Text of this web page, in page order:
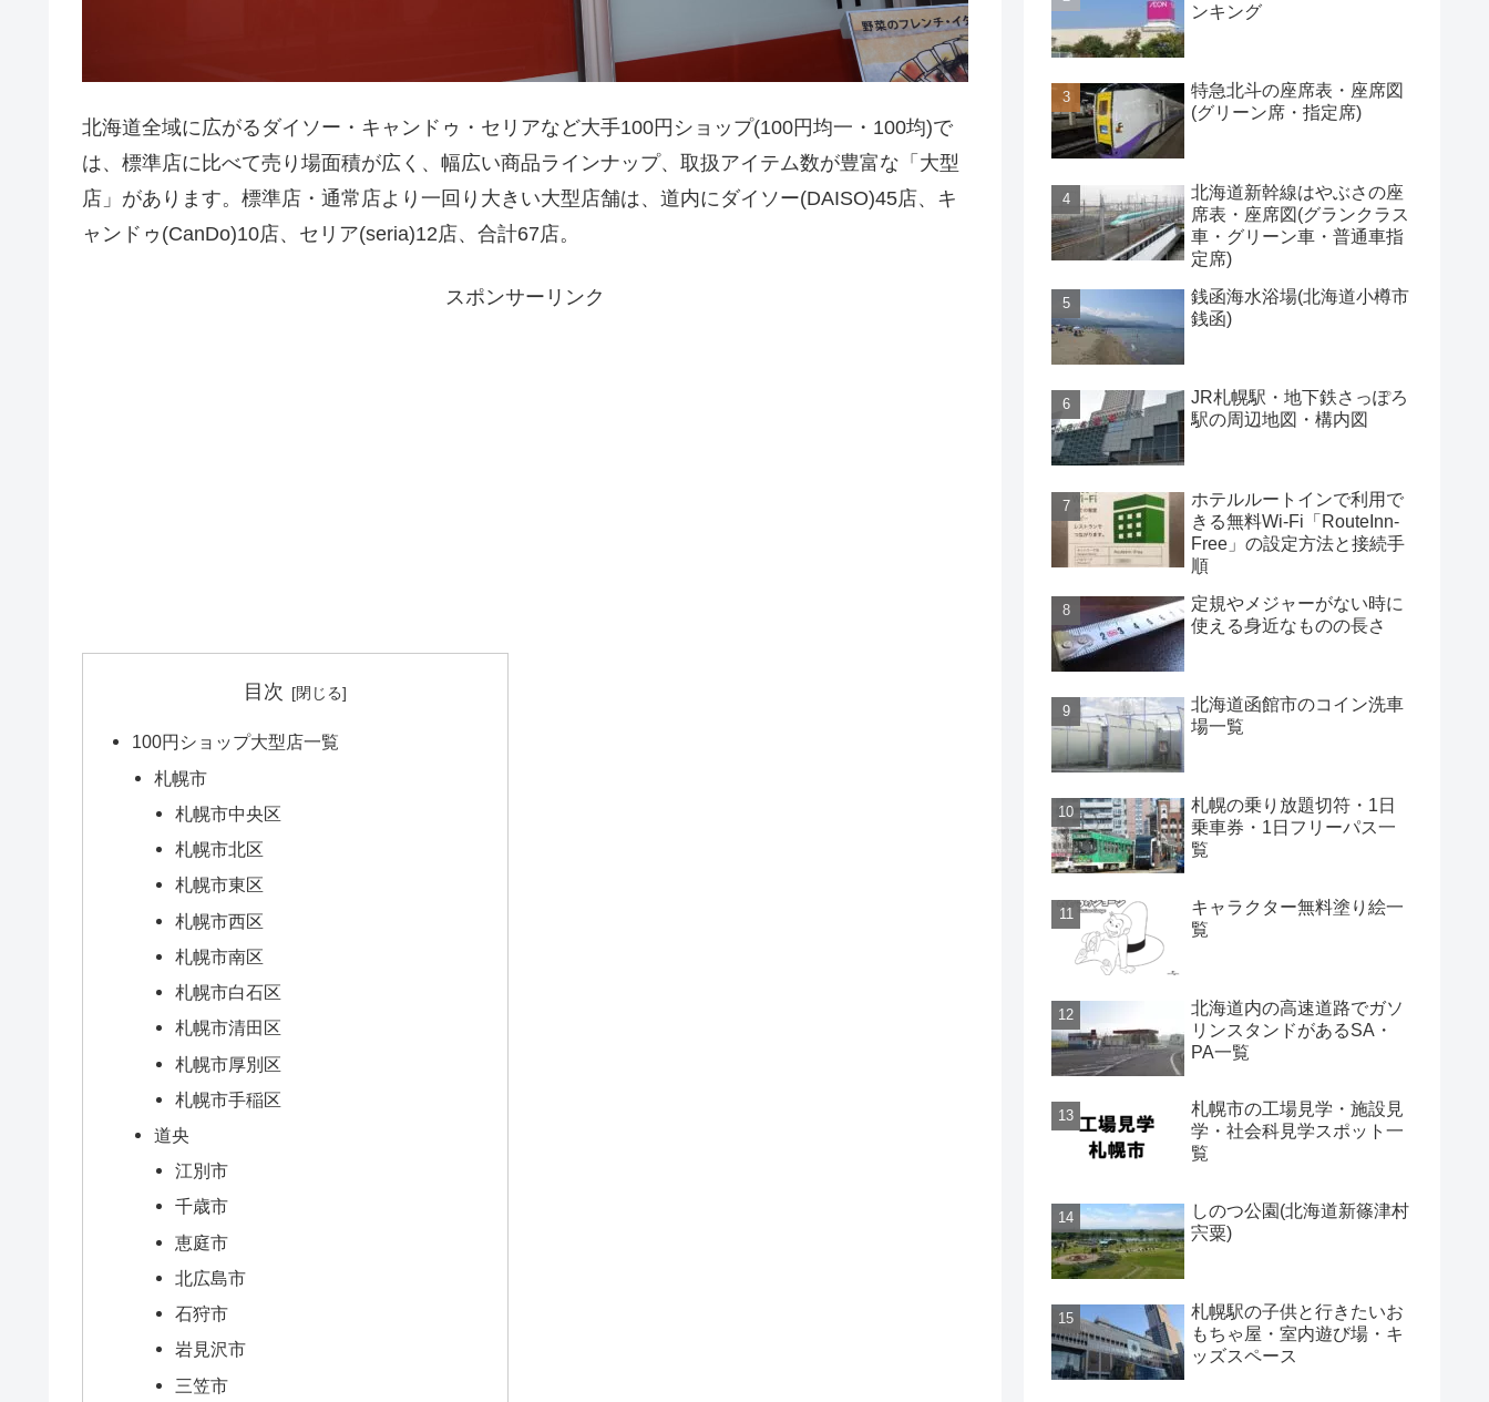
北海道全域に広がるダイソー・キャンドゥ・セリアなど大手100円ショップ(100円均一・100均)で
は、標準店に比べて売り場面積が広く、幅広い商品ラインナップ、取扱アイテム数が豊富な「大型
店」があります。標準店・通常店より一回り大きい大型店舗は、道内にダイソー(DAISO)45店、キ
ャンドゥ(CanDo)10店、セリア(seria)12店、合計67店。
スポンサーリンク
目次
100円ショップ大型店一覧
札幌市
札幌市中央区
札幌市北区
札幌市東区
札幌市西区
札幌市南区
札幌市白石区
札幌市清田区
札幌市厚別区
札幌市手稲区
道央
江別市
千歳市
恵庭市
北広島市
石狩市
岩見沢市
三笠市
ンキング
特急北斗の座席表・座席図
(グリーン席・指定席)
北海道新幹線はやぶさの座
席表・座席図(グランクラス
車・グリーン車・普通車指
定席)
銭函海水浴場(北海道小樽市
銭函)
JR札幌駅・地下鉄さっぽろ
駅の周辺地図・構内図
ホテルルートインで利用で
きる無料Wi-Fi「RouteInn-
Free」の設定方法と接続手
順
定規やメジャーがない時に
使える身近なものの長さ
北海道函館市のコイン洗車
場一覧
札幌の乗り放題切符・1日
乗車券・1日フリーパス一
覧
キャラクター無料塗り絵一
覧
北海道内の高速道路でガソ
リンスタンドがあるSA・
PA一覧
札幌市の工場見学・施設見
学・社会科見学スポット一
覧
しのつ公園(北海道新篠津村
宍粟)
札幌駅の子供と行きたいお
もちゃ屋・室内遊び場・キ
ッズスペース